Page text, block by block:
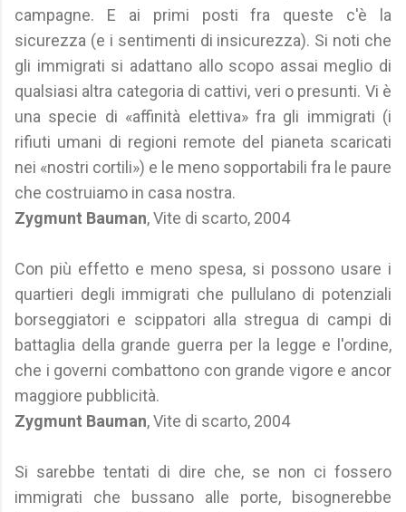
campagne. E ai primi posti fra queste c'è la
sicurezza (e i sentimenti di insicurezza). Si noti che
gli immigrati si adattano allo scopo assai meglio di
qualsiasi altra categoria di cattivi, veri o presunti. Vi è
una specie di «affinità elettiva» fra gli immigrati (i
rifiuti umani di regioni remote del pianeta scaricati
nei «nostri cortili») e le meno sopportabili fra le paure
che costruiamo in casa nostra.
Zygmunt Bauman, Vite di scarto, 2004
Con più effetto e meno spesa, si possono usare i
quartieri degli immigrati che pullulano di potenziali
borseggiatori e scippatori alla stregua di campi di
battaglia della grande guerra per la legge e l'ordine,
che i governi combattono con grande vigore e ancor
maggiore pubblicità.
Zygmunt Bauman, Vite di scarto, 2004
Si sarebbe tentati di dire che, se non ci fossero
immigrati che bussano alle porte, bisognerebbe